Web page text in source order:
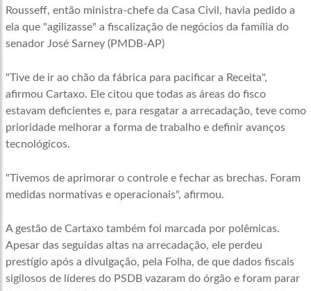
Rousseff, então ministra-chefe da Casa Civil, havia pedido a
ela que "agilizasse" a fiscalização de negócios da família do
senador José Sarney (PMDB-AP)
"Tive de ir ao chão da fábrica para pacificar a Receita",
afirmou Cartaxo. Ele citou que todas as áreas do fisco
estavam deficientes e, para resgatar a arrecadação, teve como
prioridade melhorar a forma de trabalho e definir avanços
tecnológicos.
"Tivemos de aprimorar o controle e fechar as brechas. Foram
medidas normativas e operacionais", afirmou.
A gestão de Cartaxo também foi marcada por polêmicas.
Apesar das seguidas altas na arrecadação, ele perdeu
prestígio após a divulgação, pela Folha, de que dados fiscais
sigilosos de líderes do PSDB vazaram do órgão e foram parar